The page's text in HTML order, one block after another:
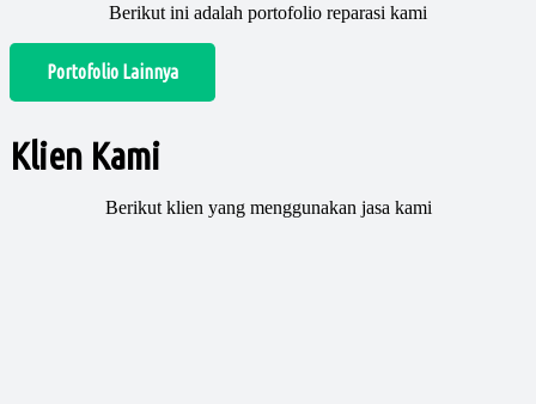
Berikut ini adalah portofolio reparasi kami
Portofolio Lainnya
Klien Kami
Berikut klien yang menggunakan jasa kami